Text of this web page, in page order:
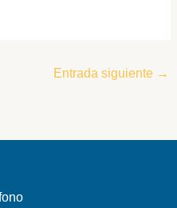
Entrada siguiente →